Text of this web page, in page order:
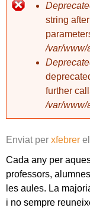
string
/var/www/
further
/var/www/
Enviat per xfebrer el
Cada any per
professors,
les aules. La
i no sempre